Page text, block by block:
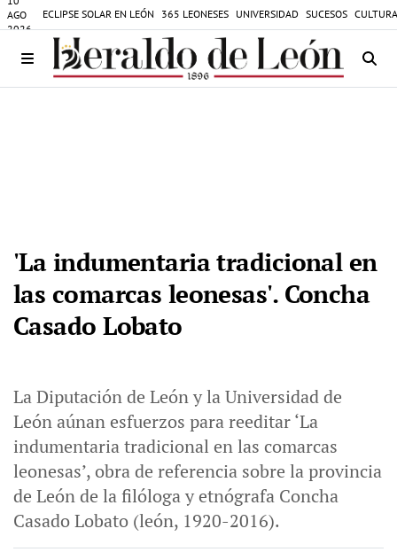
AGO
2026
ECLIPSE SOLAR EN LEÓN 365 LEONESES UNIVERSIDAD SUCESOS
'La indumentaria tradicional en
las comarcas leonesas'. Concha
Casado Lobato
La Diputación de León y la Universidad de
León aúnan esfuerzos para reeditar ‘La
indumentaria tradicional en las comarcas
leonesas’, obra de referencia sobre la provincia
de León de la filóloga y etnógrafa Concha
Casado Lobato (león, 1920-2016).